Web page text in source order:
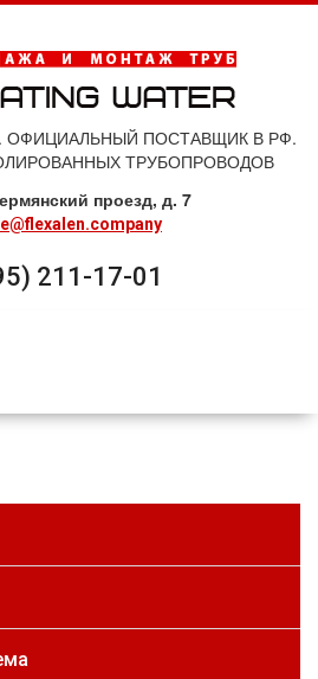
ОФИЦИАЛЬНЫЙ ПОСТАВЩИК В РФ.
ТРУБОПРОВОДОВ
проезд, д. 7
211-17-01